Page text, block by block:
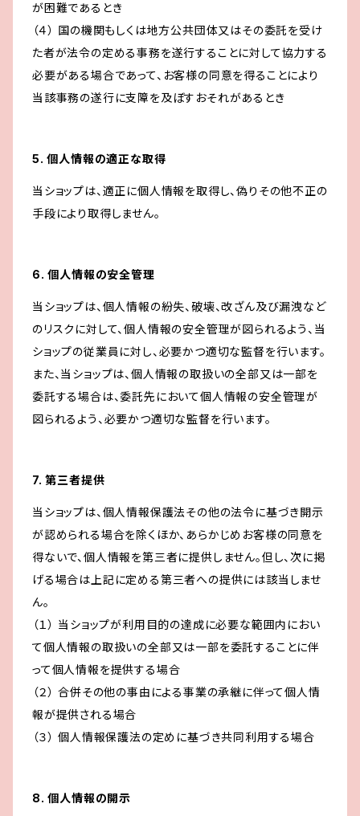
が困難であるとき
（４） 国の機関もしくは地方公共団体又はその委託を受け
た者が法令の定める事務を遂行することに対して協力する
必要がある場合であって、お客様の同意を得ることにより
当該事務の遂行に支障を及ぼすおそれがあるとき
5. 個人情報の適正な取得
当ショップは、適正に個人情報を取得し、偽りその他不正の
手段により取得しません。
6. 個人情報の安全管理
当ショップは、個人情報の紛失、破壊、改ざん及び漏洩など
のリスクに対して、個人情報の安全管理が図られるよう、当
ショップの従業員に対し、必要かつ適切な監督を行います。
また、当ショップは、個人情報の取扱いの全部又は一部を
委託する場合は、委託先において個人情報の安全管理が
図られるよう、必要かつ適切な監督を行います。
7. 第三者提供
当ショップは、個人情報保護法その他の法令に基づき開示
が認められる場合を除くほか、あらかじめお客様の同意を
得ないで、個人情報を第三者に提供しません。但し、次に掲
げる場合は上記に定める第三者への提供には該当しませ
ん。
（１） 当ショップが利用目的の達成に必要な範囲内におい
て個人情報の取扱いの全部又は一部を委託することに伴
って個人情報を提供する場合
（２） 合併その他の事由による事業の承継に伴って個人情
報が提供される場合
（３） 個人情報保護法の定めに基づき共同利用する場合
8. 個人情報の開示